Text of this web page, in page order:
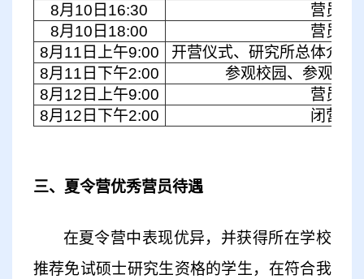
8月10日16:30
营员报
8月10日18:00
营员笔
8月11日上午9:00
开营仪式、研究所总体介绍
8月11日下午2:00
参观校园、参观实
8月12日上午9:00
营员面
8月12日下午2:00
闭营仪
三、夏令营优秀营员待遇
在夏令营中表现优异，并获得所在学校
推荐免试硕士研究生资格的学生，在符合我